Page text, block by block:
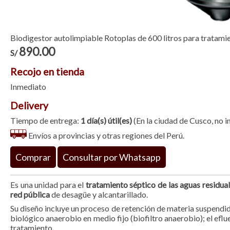
Biodigestor autolimpiable Rotoplas de 600 litros para
S/890.00
Recojo en tienda
Inmediato
Delivery
Tiempo de entrega: 1 día(s) útil(es)(En la ciudad de Cusco, no
Envíos a provincias y otras regiones del Perú.
Comprar Consultar por Whatsapp
Es una unidad para el tratamiento séptico de las aguas
red públicade desagüe y alcantarillado.
Su diseño incluye un proceso de retención de materia
biológico anaerobio en medio fijo (biofiltro anaerobio); el
tratamiento.